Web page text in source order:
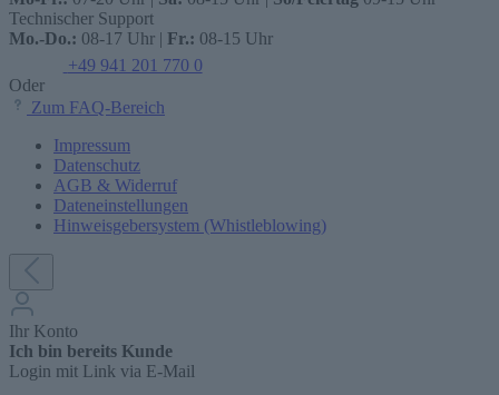
Technischer Support
Mo.-Do.: 08-17 Uhr | Fr.: 08-15 Uhr
+49 941 201 770 0
Oder
Zum FAQ-Bereich
Impressum
Datenschutz
AGB & Widerruf
Dateneinstellungen
Hinweisgebersystem (Whistleblowing)
Ihr Konto
Ich bin bereits Kunde
Login mit Link via E-Mail